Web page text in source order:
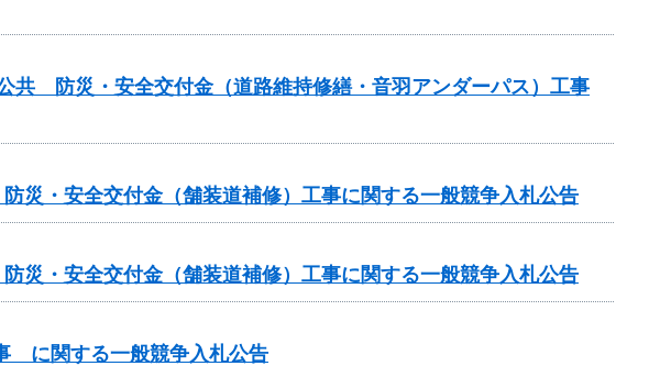
共 防災・安全交付金（道路維持修繕・音羽アンダーパス）工事
災・安全交付金（舗装道補修）工事に関する一般競争入札公告
災・安全交付金（舗装道補修）工事に関する一般競争入札公告
に関する一般競争入札公告